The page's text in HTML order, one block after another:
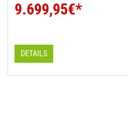
9.699,95€*
DETAILS